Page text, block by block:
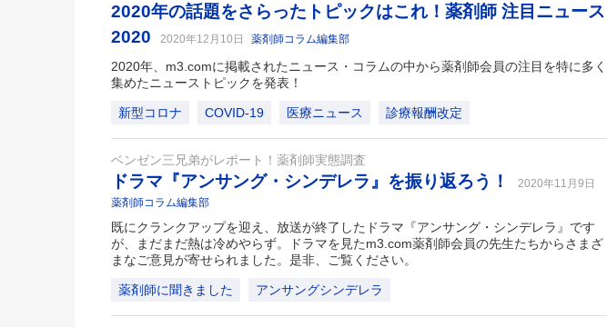
2020年の話題をさらったトピックはこれ！薬剤師 注目ニュース
2020
2020年12月10日 薬剤師コラム編集部
2020年、m3.comに掲載されたニュース・コラムの中から薬剤師会員の注目を特に多く
集めたニューストピックを発表！
新型コロナ COVID-19 医療ニュース 診療報酬改定
ベンゼン三兄弟がレポート！薬剤師実態調査
ドラマ『アンサング・シンデレラ』を振り返ろう！
2020年11月9日
薬剤師コラム編集部
既にクランクアップを迎え、放送が終了したドラマ『アンサング・シンデレラ』です
が、まだまだ熱は冷めやらず。ドラマを見たm3.com薬剤師会員の先生たちからさまざ
まなご意見が寄せられました。是非、ご覧ください。
薬剤師に聞きました アンサングシンデレラ